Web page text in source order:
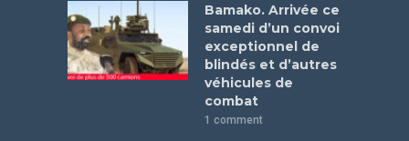
Bamako. Arrivée ce
samedi d’un convoi
exceptionnel de
blindés et d’autres
véhicules de
combat
1 comment